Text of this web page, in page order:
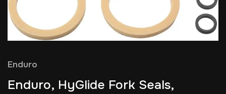
Enduro
Enduro, HyGlide Fork Seals,